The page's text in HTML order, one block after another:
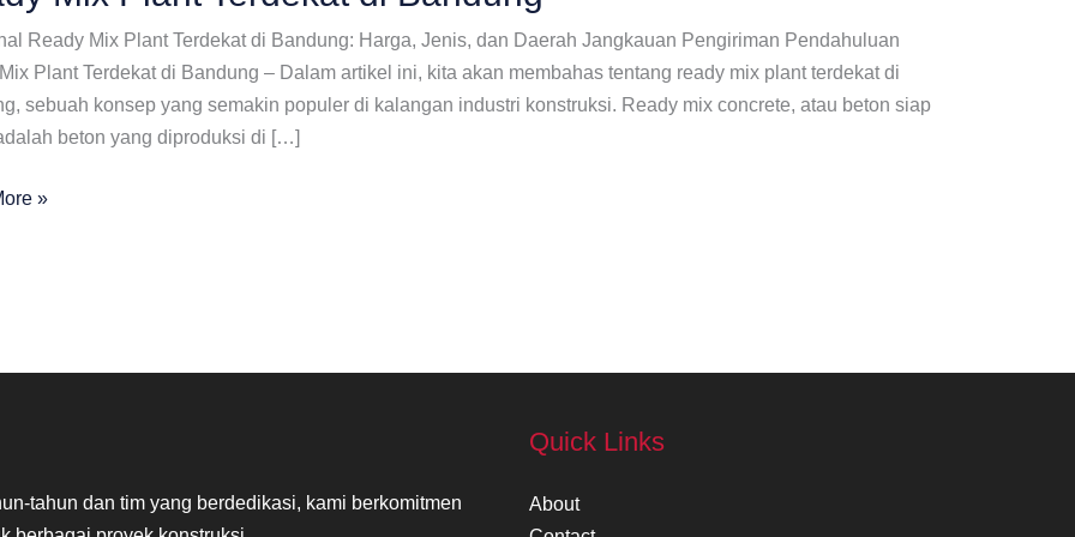
Ready Mix Plant Terdekat di Bandung: Harga, Jenis, dan Daerah Jangkauan Pengiriman Pendahuluan
Plant Terdekat di Bandung – Dalam artikel ini, kita akan membahas tentang ready mix plant terdekat di
sebuah konsep yang semakin populer di kalangan industri konstruksi. Ready mix concrete, atau beton siap
beton yang diproduksi di […]
»
tahun dan tim yang berdedikasi, kami berkomitmen
Quick Links
About